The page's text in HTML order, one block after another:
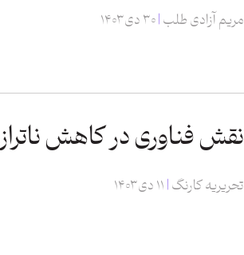
مریم آزادی طلب ۳۰ دی ۱۴۰۳
نقش فناوری‌ در کاهش
تحریریه کارنگ ۱۱ دی ۱۴۰۳